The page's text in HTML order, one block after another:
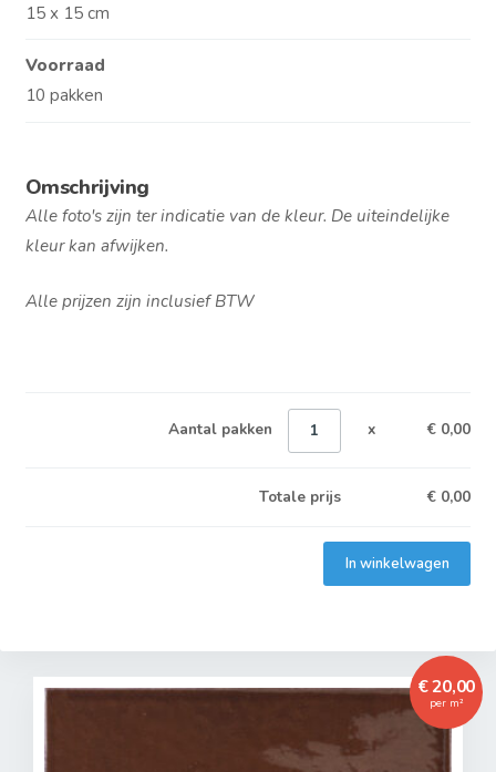
15 x 15 cm
Voorraad
10 pakken
Omschrijving
Alle foto's zijn ter indicatie van de kleur. De uiteindelijke
kleur kan afwijken.
Alle prijzen zijn inclusief BTW
Aantal pakken x € 0,00
Totale prijs € 0,00
In winkelwagen
€ 20,00
per m²